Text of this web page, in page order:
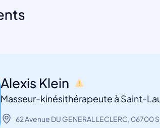
Alexis Klein
Masseur-kinésithérapeute à Saint-
62 Avenue DU GENERAL LECLERC,